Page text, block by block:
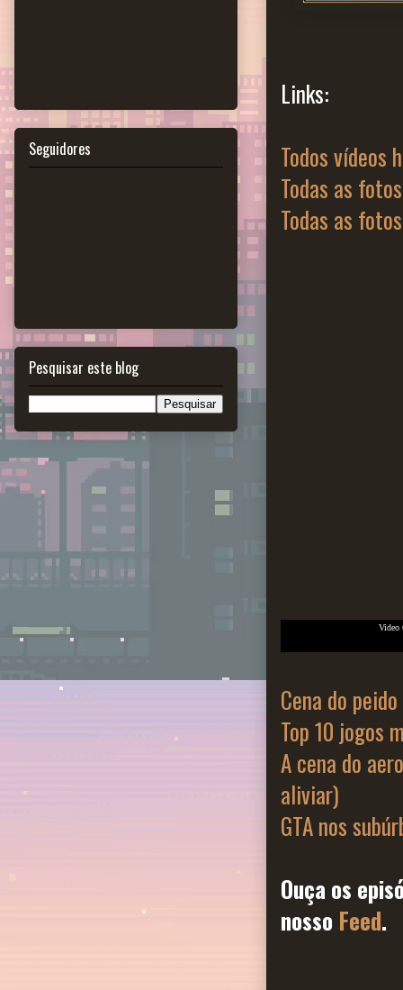
Links:
Todos vídeos
Todas as
Todas as
Video
Cena do
Top 10 jogos
A cena do
aliviar)
GTA nos
Ouça os
nosso Feed.
Seguidores
Pesquisar este blog